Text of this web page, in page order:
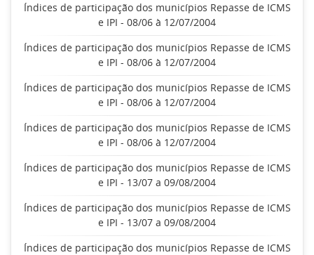
Índices de participação dos municípios Repasse de ICMS
e IPI - 08/06 à 12/07/2004
Índices de participação dos municípios Repasse de ICMS
e IPI - 08/06 à 12/07/2004
Índices de participação dos municípios Repasse de ICMS
e IPI - 08/06 à 12/07/2004
Índices de participação dos municípios Repasse de ICMS
e IPI - 08/06 à 12/07/2004
Índices de participação dos municípios Repasse de ICMS
e IPI - 13/07 a 09/08/2004
Índices de participação dos municípios Repasse de ICMS
e IPI - 13/07 a 09/08/2004
Índices de participação dos municípios Repasse de ICMS